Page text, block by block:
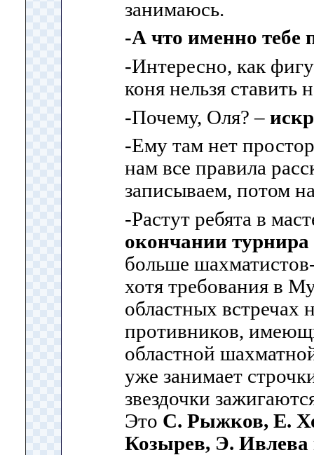
занимаюсь.
-А что именно тебе
-Интересно, как
коня нельзя ставить
-Почему, Оля? –
-Ему там нет
нам все правила
записываем, потом
-Растут ребята в
окончании
больше
хотя требования в
областных
противников,
областной
уже занимает
звездочки
Это С. Рыжков, Е.
Козырев, Э. Ивлева